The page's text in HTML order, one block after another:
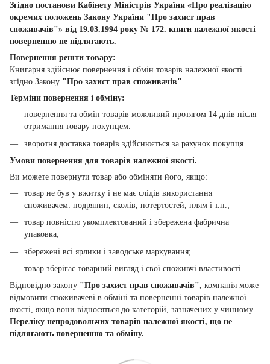
Згідно постанови Кабінету Міністрів України «Про реалізацію
окремих положень Закону України "Про захист прав
споживачів"» від 19.03.1994 року № 172. книги належної якості
поверненню не підлягають.
Повернення решти товару:
Книгарня здійснює повернення і обмін товарів належної якості
згідно Закону "Про захист прав споживачів".
Терміни повернення і обміну:
повернення та обмін товарів можливий протягом 14 днів після
отримання товару покупцем.
зворотня доставка товарів здійснюється за рахунок покупця.
Умови повернення для товарів належної якості.
Ви можете повернути товар або обміняти його, якщо:
товар не був у вжитку і не має слідів використання
споживачем: подряпин, сколів, потертостей, плям і т.п.;
товар повністю укомплектований і збережена фабрична
упаковка;
збережені всі ярлики і заводське маркування;
товар зберігає товарний вигляд і свої споживчі властивості.
Відповідно закону "Про захист прав споживачів", компанія може
відмовити споживачеві в обміні та поверненні товарів належної
якості, якщо вони відносяться до категорій, зазначених у чинному
Переліку непродовольчих товарів належної якості, що не
підлягають поверненню та обміну.